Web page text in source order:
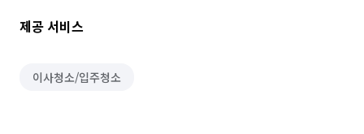
제공 서비스
이사청소/입주청소